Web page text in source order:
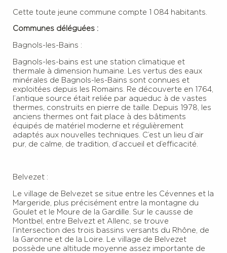
Cette toute jeune commune compte 1 084 habitants.
Communes déléguées :
Bagnols-les-Bains :
Bagnols-les-bains est une station climatique et
thermale à dimension humaine. Les vertus des eaux
minérales de Bagnols-les-Bains sont connues et
exploitées depuis les Romains. Re découverte en 1764,
l’antique source était reliée par aqueduc à de vastes
thermes, construits en pierre de taille. Depuis 1978, les
anciens thermes ont fait place à des bâtiments
équipés de matériel moderne et régulièrement
adaptés aux nouvelles techniques. C’est un lieu d’air
pur, de calme, de tradition, d’accueil et d’efficacité.
Belvezet :
Le village de Belvezet se situe entre les Cévennes et la
Margeride, plus précisément entre la montagne du
Goulet et le Moure de la Gardille. Sur le causse de
Montbel, entre Belvezt et Allenc, se trouve
l’intersection des trois bassins versants du Rhône, de
la Garonne et de la Loire. Le village de Belvezet
possède une altitude moyenne assez importante de